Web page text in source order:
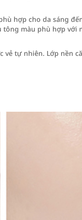
hợp cho da sáng
màu phù hợp với
tự nhiên. Lớp nền